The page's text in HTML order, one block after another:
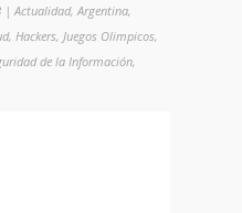
| Actualidad, Argentina,
, Hackers, Juegos Olimpicos,
de la Información,